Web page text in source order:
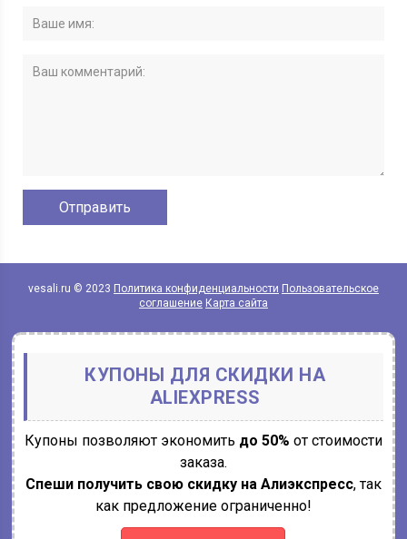
vesali.ru © 2023 Политика конфиденциальности Пользовательское
соглашение Карта сайта
КУПОНЫ ДЛЯ СКИДКИ НА
ALIEXPRESS
Купоны позволяют экономить до 50% от стоимости
заказа.
Спеши получить свою скидку на Алиэкспресс, так
как предложение ограниченно!